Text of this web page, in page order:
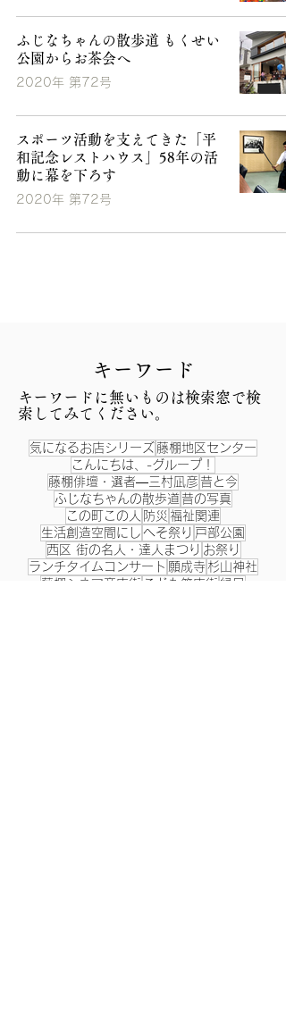
ふじなちゃんの散歩道 もくせい
公園からお茶会へ
2020年 第72号
スポーツ活動を支えてきた「平
和記念レストハウス」58年の活
動に幕を下ろす
2020年 第72号
​キーワード
​キーワードに無いものは検索窓で検
索してみてください。
気になるお店シリーズ 藤棚地区センター
こんにちは、-グループ！
藤棚俳壇・選者―三村凪彦 昔と今
ふじなちゃんの散歩道 昔の写真
この町この人 防災 福祉関連
生活創造空間にし へそ祭り 戸部公園
西区 街の名人・達人まつり お祭り
ランチタイムコンサート 願成寺杉山神社
藤棚シネマ商店街
こども笑店街 縁日